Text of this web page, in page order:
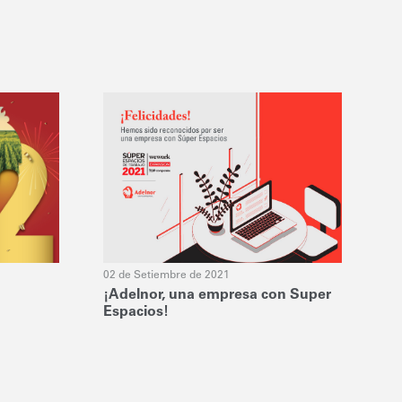
02 de Setiembre de 2021
¡Adelnor, una empresa con Super
Espacios!